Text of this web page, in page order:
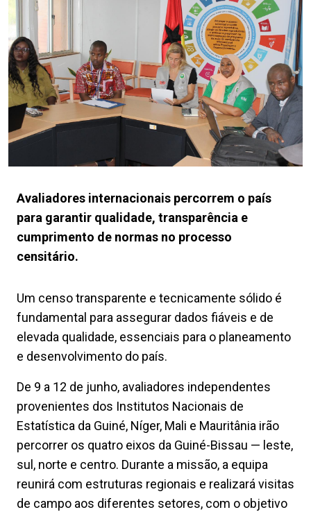
Avaliadores internacionais percorrem o país
para garantir qualidade, transparência e
cumprimento de normas no processo
censitário.
Um censo transparente e tecnicamente sólido é
fundamental para assegurar dados fiáveis e de
elevada qualidade, essenciais para o planeamento
e desenvolvimento do país.
De 9 a 12 de junho, avaliadores independentes
provenientes dos Institutos Nacionais de
Estatística da Guiné, Níger, Mali e Mauritânia irão
percorrer os quatro eixos da Guiné-Bissau — leste,
sul, norte e centro. Durante a missão, a equipa
reunirá com estruturas regionais e realizará visitas
de campo aos diferentes setores, com o objetivo